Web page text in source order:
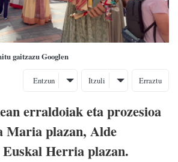
gaitzazu Googlen
Entzun Itzuli Erraztu
erraldoiak eta prozesioa
Maria plazan, Alde
Herria plazan.